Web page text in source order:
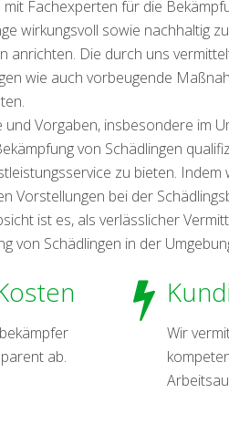
Fachexperten für die
wirkungsvoll sowie nachhaltig
anrichten. Die durch uns
wie auch vorbeugende
Vorgaben, insbesondere im
von Schädlingen
zu bieten.
Vorstellungen bei der
ist es, als verlässlicher
von Schädlingen in der
ab.
Wir